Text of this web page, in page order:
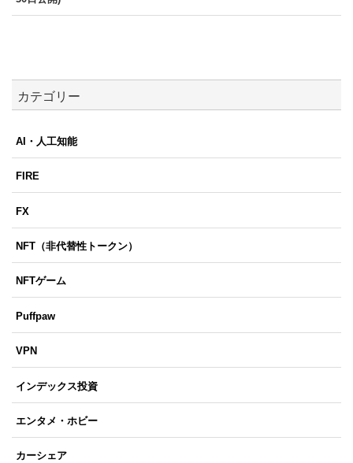
カテゴリー
AI・人工知能
FIRE
FX
NFT（非代替性トークン）
NFTゲーム
Puffpaw
VPN
インデックス投資
エンタメ・ホビー
カーシェア